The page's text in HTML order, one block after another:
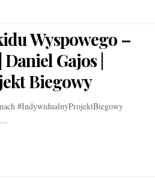
Wyspowego –
Gajos |
Biegowy
#IndywidualnyProjektBiegowy